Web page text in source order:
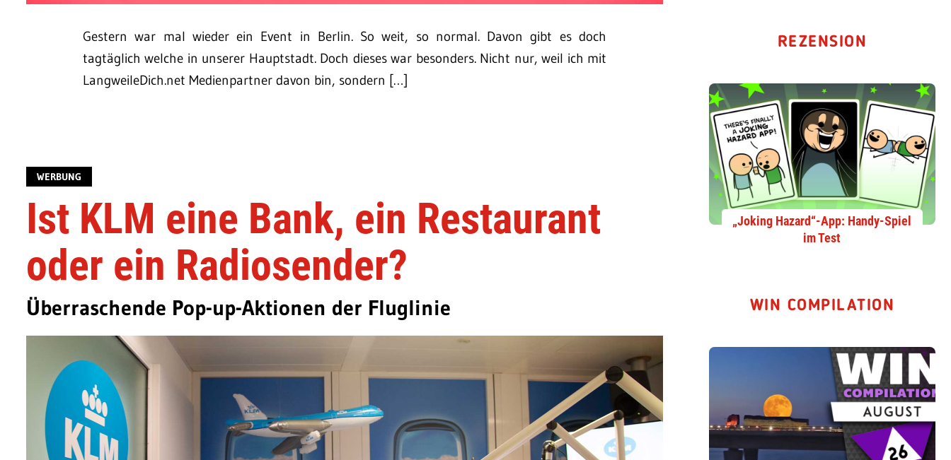
Gestern war mal wieder ein Event in Berlin. So weit, so normal. Davon gibt es doch
tagtäglich welche in unserer Hauptstadt. Doch dieses war besonders. Nicht nur, weil ich mit
LangweileDich.net Medienpartner davon bin, sondern […]
WERBUNG
Ist KLM eine Bank, ein Restaurant
oder ein Radiosender?
Überraschende Pop-up-Aktionen der Fluglinie
REZENSION
„Joking Hazard“-App: Handy-Spiel
im Test
WIN COMPILATION